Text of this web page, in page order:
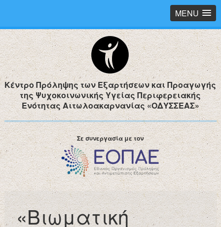
MENU
Κέντρο Πρόληψης των Εξαρτήσεων και Προαγωγής
της Ψυχοκοινωνικής Υγείας Περιφερειακής
Ενότητας Αιτωλοακαρνανίας «ΟΔΥΣΣΕΑΣ»
Σε συνεργασία με τον
«Βιωματική